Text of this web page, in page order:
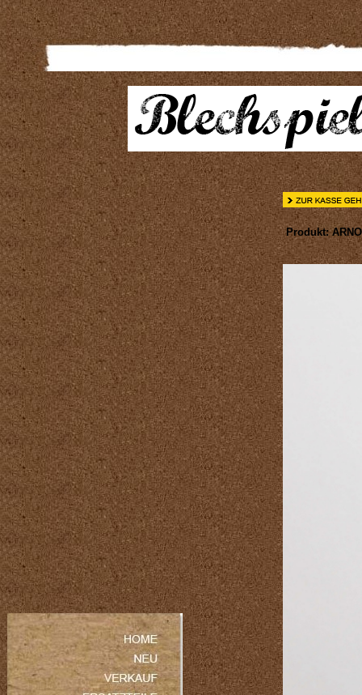
Produkt: